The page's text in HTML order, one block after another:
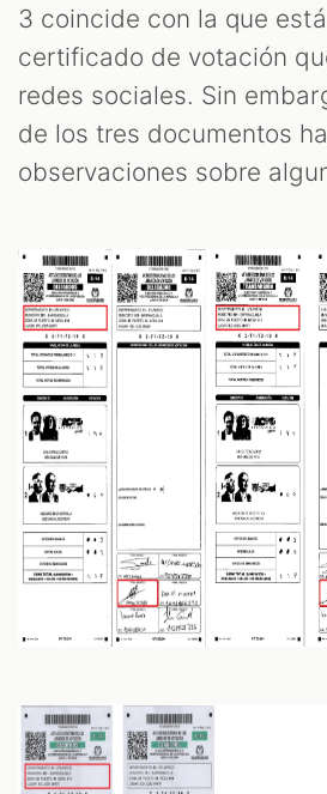
3 coincide con la que
certificado de votación
redes sociales. Sin
de los tres documentos
observaciones sobre